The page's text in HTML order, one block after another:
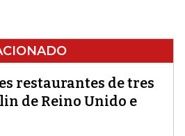
restaurantes de tres
de Reino Unido e